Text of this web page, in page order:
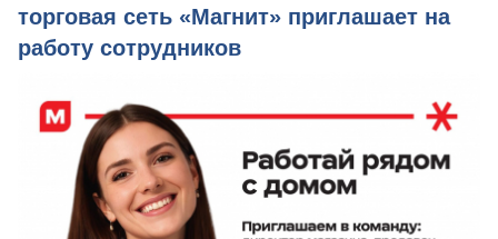
торговая сеть «Магнит» приглашает на
работу сотрудников